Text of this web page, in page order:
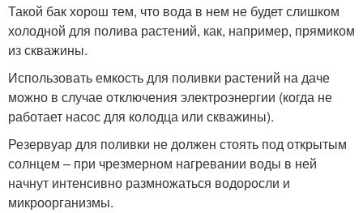
Такой бак хорош тем, что вода в нем не будет слишком
холодной для полива растений, как, например, прямиком
из скважины.
Использовать емкость для поливки растений на даче
можно в случае отключения электроэнергии (когда не
работает насос для колодца или скважины).
Резервуар для поливки не должен стоять под открытым
солнцем – при чрезмерном нагревании воды в ней
начнут интенсивно размножаться водоросли и
микроорганизмы.